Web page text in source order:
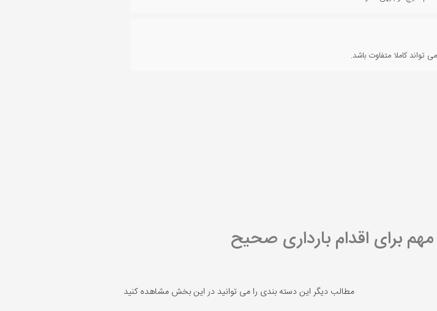
تواند کاملا متفاوت باشد.
برای اقدام بارداری صحیح
مطالب دیگر این دسته بندی را می توانید در این بخش مشاهده کنید